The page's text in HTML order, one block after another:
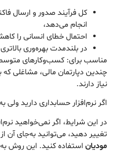
کل فرآیند صدور و ارسال
انجام می‌دهد،
احتمال خطای انسانی را
در بلندمدت بهره‌وری
مناسب برای: کسب‌وکارهای
چندین دپارتمان مالی، مشاغلی
نیاز دارند.
اگر نرم‌افزار حسابداری دارید
در این شرایط، اگر نمی‌خواهید
تغییر دهید، می‌توانید به‌جای آن
مودیان استفاده کنید. این روش